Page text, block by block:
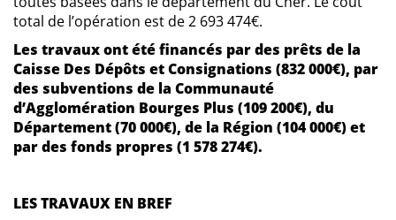
total de l’opération est de 2 693 474€.
Les travaux ont été financés par des prêts de la
Caisse Des Dépôts et Consignations (832 000€), par
des subventions de la Communauté
d’Agglomération Bourges Plus (109 200€), du
Département (70 000€), de la Région (104 000€) et
par des fonds propres (1 578 274€).
LES TRAVAUX EN BREF